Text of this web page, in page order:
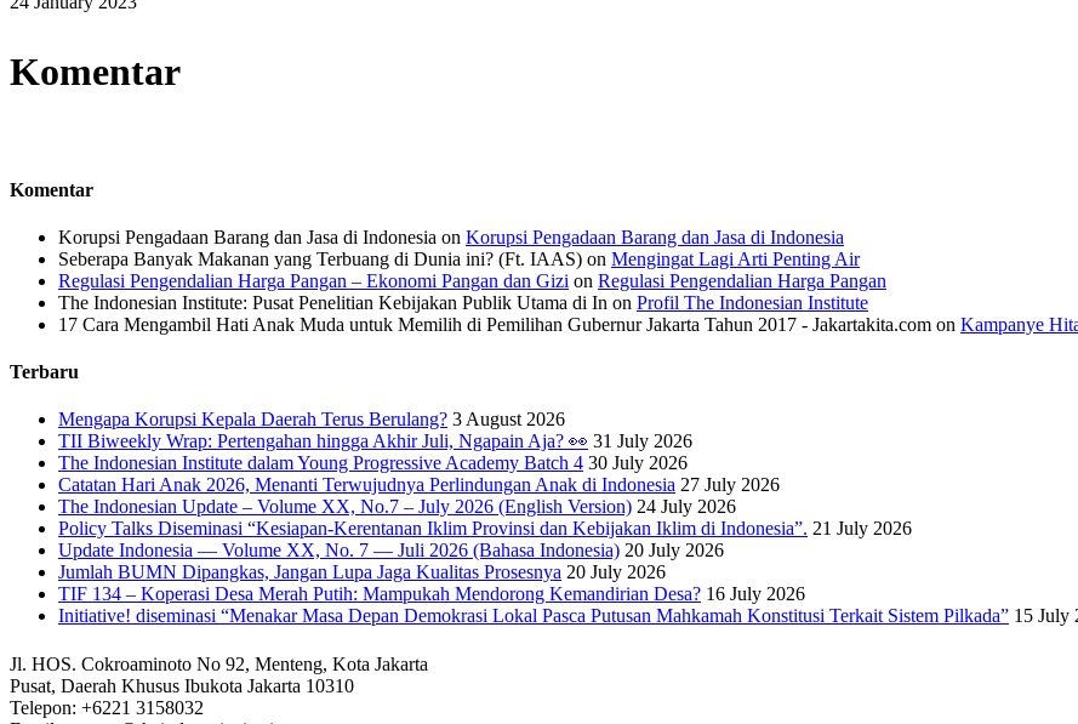
Komentar
Komentar
Korupsi Pengadaan Barang dan Jasa di Indonesia on Korupsi Pengadaan Barang dan Jasa di Indonesia
Seberapa Banyak Makanan yang Terbuang di Dunia ini? (Ft. IAAS) on Mengingat Lagi Arti Penting Air
Regulasi Pengendalian Harga Pangan – Ekonomi Pangan dan Gizi on Regulasi Pengendalian Harga Pangan
The Indonesian Institute: Pusat Penelitian Kebijakan Publik Utama di In on Profil The Indonesian Institute
17 Cara Mengambil Hati Anak Muda untuk Memilih di Pemilihan Gubernur Jakarta Tahun 2017 - Jakartakita.com on Kampanye
Terbaru
Mengapa Korupsi Kepala Daerah Terus Berulang? 3 August 2026
TII Biweekly Wrap: Pertengahan hingga Akhir Juli, Ngapain Aja? 👀 31 July 2026
The Indonesian Institute dalam Young Progressive Academy Batch 4 30 July 2026
Catatan Hari Anak 2026, Menanti Terwujudnya Perlindungan Anak di Indonesia 27 July 2026
The Indonesian Update – Volume XX, No.7 – July 2026 (English Version) 24 July 2026
Policy Talks Diseminasi “Kesiapan-Kerentanan Iklim Provinsi dan Kebijakan Iklim di Indonesia”. 21 July 2026
Update Indonesia — Volume XX, No. 7 — Juli 2026 (Bahasa Indonesia) 20 July 2026
Jumlah BUMN Dipangkas, Jangan Lupa Jaga Kualitas Prosesnya 20 July 2026
TIF 134 – Koperasi Desa Merah Putih: Mampukah Mendorong Kemandirian Desa? 16 July 2026
Initiative! diseminasi “Menakar Masa Depan Demokrasi Lokal Pasca Putusan Mahkamah Konstitusi Terkait Sistem Pilkada” 15 July
Jl. HOS. Cokroaminoto No 92, Menteng, Kota Jakarta
Pusat, Daerah Khusus Ibukota Jakarta 10310
Telepon: +6221 3158032